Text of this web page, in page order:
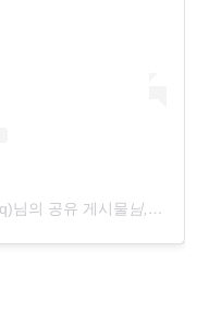
님의 공유 게시물 님, 2017 7